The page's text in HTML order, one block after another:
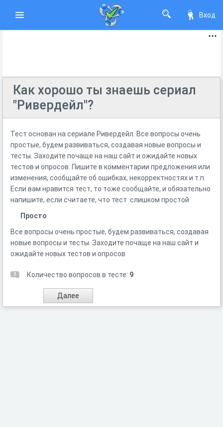
Вход
Как хорошо ты знаешь сериал
"Ривердейл"?
Тест основан на сериале Ривердейл. Все вопросы очень
простые, будем развиваться, создавая новые вопросы и
тесты. Заходите почаще на наш сайт и ожидайте новых
тестов и опросов. Пишите в комментарии предложения или
изменения, сообщайте об ошибках, некорректностях и т.п.
Если вам нравится тест, то тоже сообщайте, и обязательно
напишите, если считаете, что тест слишком простой
Просто
Все вопросы очень простые, будем развиваться, создавая
новые вопросы и тесты. Заходите почаще на наш сайт и
ожидайте новых тестов и опросов
Количество вопросов в тесте: 9